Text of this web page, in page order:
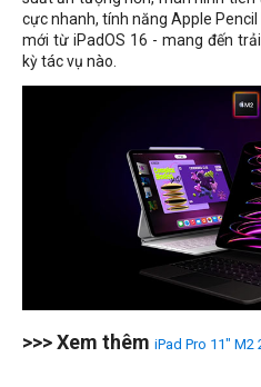
cực nhanh, tính năng Apple
mới từ iPadOS 16 - mang đến
kỳ tác vụ nào.
>>> Xem thêm iPad Pro 11" M2